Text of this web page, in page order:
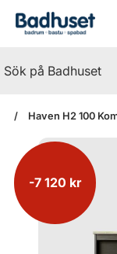
Haven H2 100
-7 120 kr